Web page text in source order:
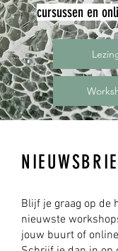
cursussen en
Blijf je graag op de
nieuwste
jouw buurt of